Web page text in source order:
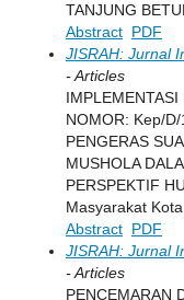
TANJUNG
Abstract PDF
JISRAH: Jurnal
- Articles
NOMOR: Kep/
PENGERAS
MUSHOLA
PERSPEKTIF
Masyarakat
Abstract PDF
JISRAH: Jurnal
- Articles
PENCEMARAN